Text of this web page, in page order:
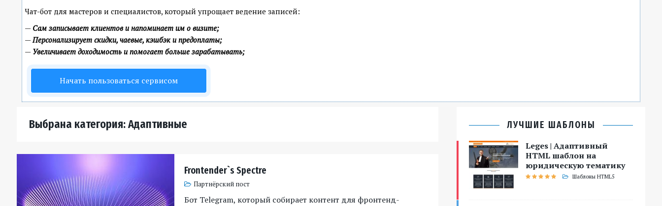
Чат-бот для мастеров и специалистов, который упрощает ведение записей:
— Сам записывает клиентов и напоминает им о визите;
—Персонализирует скидки, чаевые, кэшбэк и предоплаты;
— Увеличивает доходимость и помогает больше зарабатывать;
Начать пользоваться сервисом
Выбрана категория: Адаптивные
Frontender`s Spectre
Партнёрский пост
Бот Telegram, который собирает контент для фронтенд-
ЛУЧШИЕ ШАБЛОНЫ
Leges | Адаптивный
HTML шаблон на
юридическую тематику
Шаблоны HTML5